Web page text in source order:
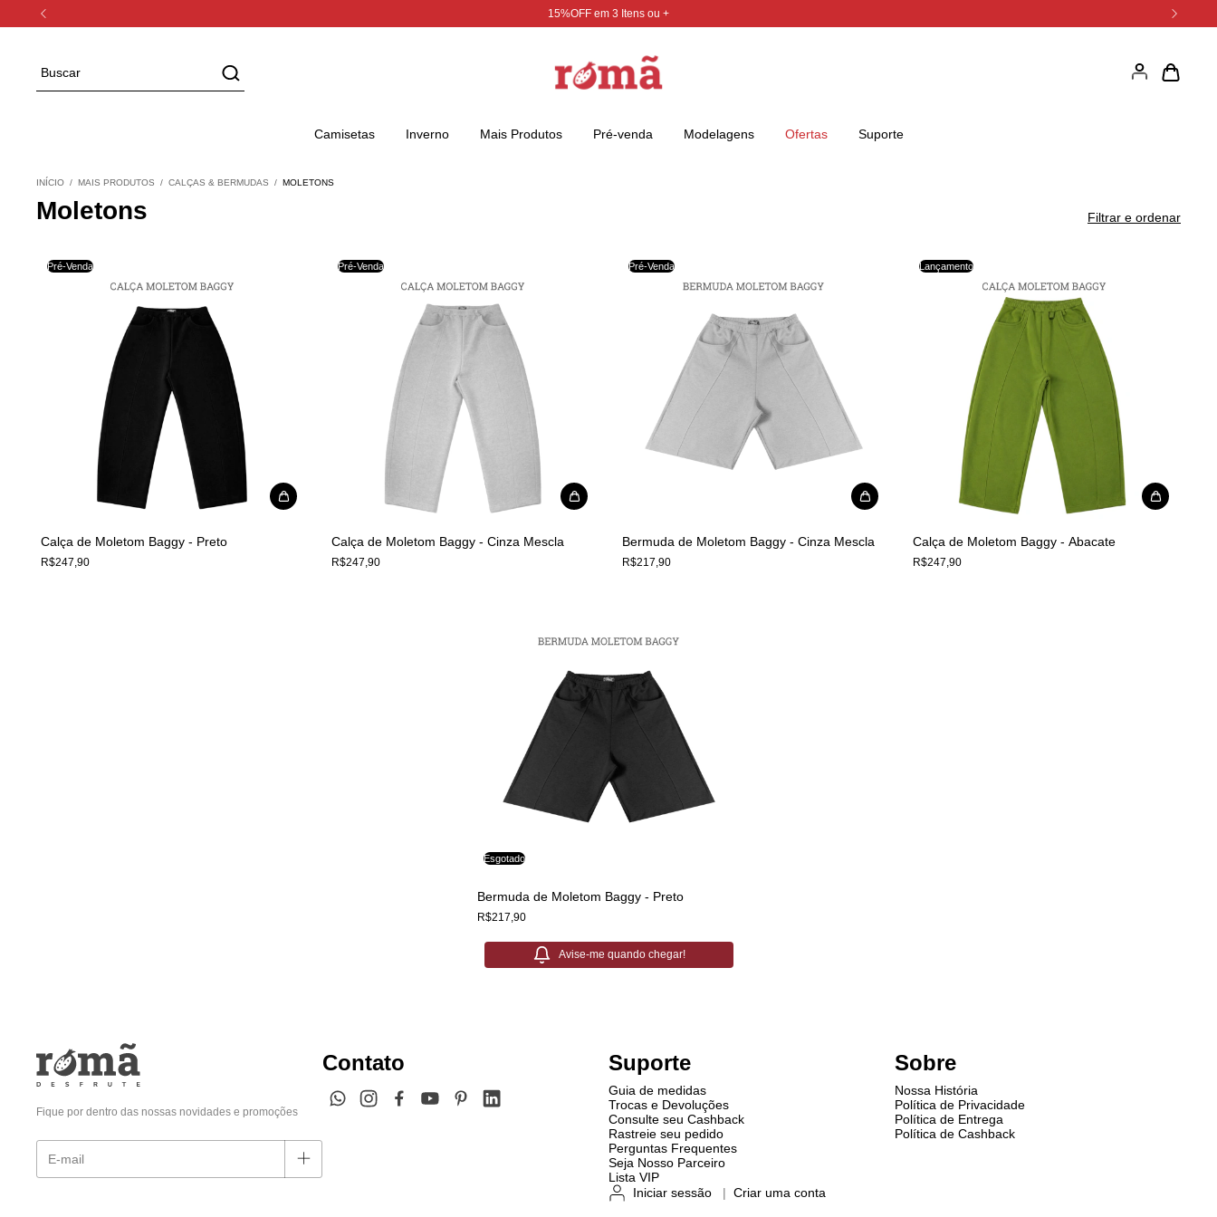
15%OFF em 3 Itens ou +
Camisetas Inverno Mais Produtos Pré-venda Modelagens Ofertas Suporte
INÍCIO / MAIS PRODUTOS / CALÇAS & BERMUDAS / MOLETONS
Moletons Filtrar e ordenar
Pré-Venda
Calça de Moletom Baggy - Preto
R$247,90
Pré-Venda
Calça de Moletom Baggy - Cinza Mescla
R$247,90
Pré-Venda
Bermuda de Moletom Baggy - Cinza Mescla
R$217,90
Lançamento
Calça de Moletom Baggy - Abacate
R$247,90
Esgotado
Bermuda de Moletom Baggy - Preto
R$217,90
Avise-me quando chegar!
Fique por dentro das nossas novidades e promoções
Contato Suporte
Guia de medidas
Trocas e Devoluções
Consulte seu Cashback
Rastreie seu pedido
Perguntas Frequentes
Seja Nosso Parceiro
Lista VIP
Iniciar sessão
| Criar uma conta
Sobre
Nossa História
Política de Privacidade
Política de Entrega
Política de Cashback